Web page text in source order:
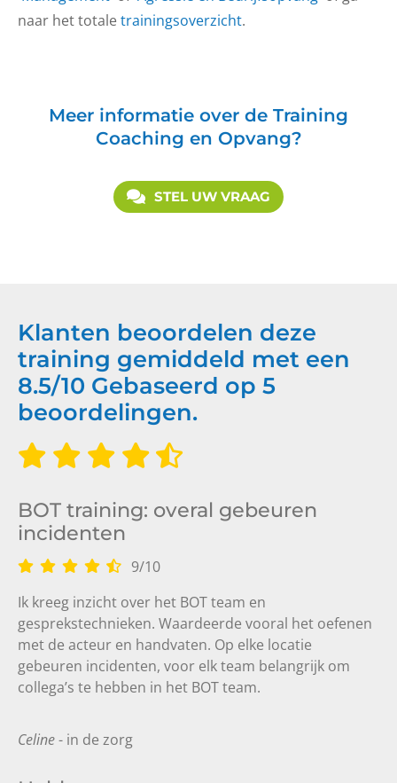
naar het totaletrainingsoverzicht.
Meer informatie over de Training
Coaching en Opvang?
STEL UW VRAAG
Klanten beoordelen deze
training gemiddeld met een
8.5/10 Gebaseerd op 5
beoordelingen.
BOT training: overal gebeuren
incidenten
9/10
Ik kreeg inzicht over het BOT team en
gesprekstechnieken. Waardeerde vooral het oefenen
met de acteur en handvaten. Op elke locatie
gebeuren incidenten, voor elk team belangrijk om
collega’s te hebben in het BOT team.
Celine- in de zorg